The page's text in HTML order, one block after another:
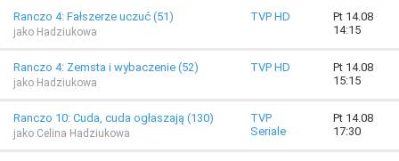
Ranczo 4: Fałszerze uczuć (51)
jako Hadziukowa
TVP HD
Pt 14.08
14:15
Ranczo 4: Zemsta i wybaczenie (52)
jako Hadziukowa
TVP HD
Pt 14.08
15:15
Ranczo 10: Cuda, cuda ogłaszają (130)
jako Celina Hadziukowa
TVP
Seriale
Pt 14.08
17:30